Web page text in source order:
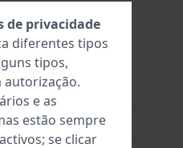
8200 Ver especificações
Miyota
de privacidade
diferentes tipos
tipos,
autorização.
e as
estão sempre
se clicar